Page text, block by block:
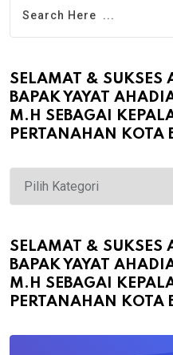
SELAMAT & SUKSES
BAPAK YAYAT
M.H SEBAGAI
PERTANAHAN KOTA
Selamat
&
atas
Dilantiknya
Bapak
Ahadiat
SELAMAT & SUKSES
BAPAK YAYAT
M.H SEBAGAI
PERTANAHAN KOTA